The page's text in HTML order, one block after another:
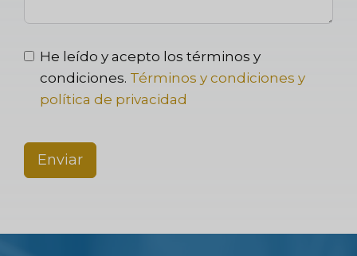
He leído y acepto los términos y
condiciones. Términos y condiciones y
política de privacidad
Enviar